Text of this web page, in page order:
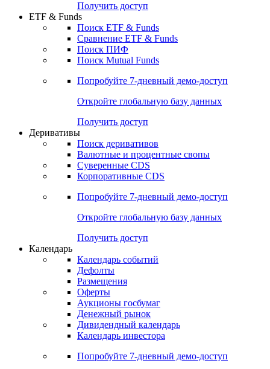
Получить доступ
ETF & Funds
Поиск ETF & Funds
Сравнение ETF & Funds
Поиск ПИФ
Поиск Mutual Funds
Попробуйте 7-дневный демо-доступ
Откройте глобальную базу данных
Получить доступ
Деривативы
Поиск деривативов
Валютные и процентные свопы
Суверенные CDS
Корпоративные CDS
Попробуйте 7-дневный демо-доступ
Откройте глобальную базу данных
Получить доступ
Календарь
Календарь событий
Дефолты
Размещения
Оферты
Аукционы госбумаг
Денежный рынок
Дивидендный календарь
Календарь инвестора
Попробуйте 7-дневный демо-доступ